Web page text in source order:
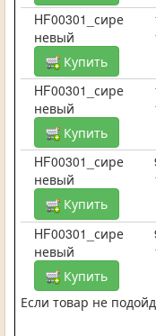
HF00301_сире
невый
Купить
HF00301_сире
невый
Купить
HF00301_сире
невый
Купить
HF00301_сире
невый
Купить
Если товар не